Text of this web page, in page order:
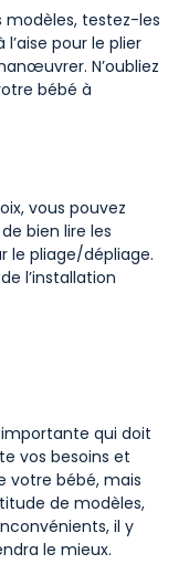
modèles, testez-les
pour le plier
N’oubliez
bébé à
vous pouvez
bien lire les
le pliage/dépliage.
l’installation
qui doit
vos besoins et
votre bébé, mais
de modèles,
il y
le mieux.